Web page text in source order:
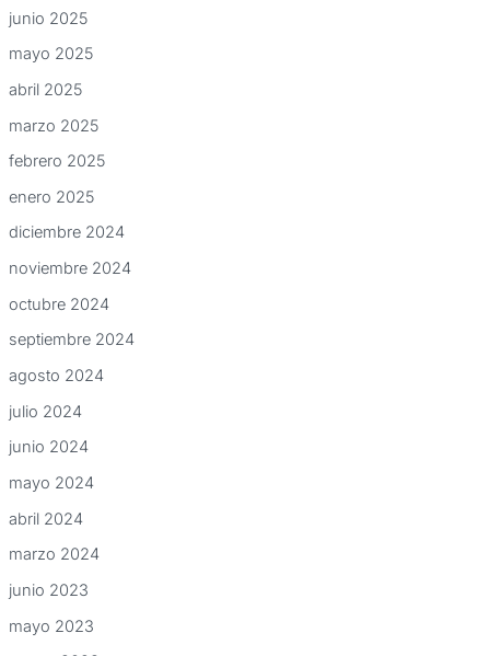
junio 2025
mayo 2025
abril 2025
marzo 2025
febrero 2025
enero 2025
diciembre 2024
noviembre 2024
octubre 2024
septiembre 2024
agosto 2024
julio 2024
junio 2024
mayo 2024
abril 2024
marzo 2024
junio 2023
mayo 2023